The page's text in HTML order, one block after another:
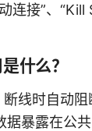
连接”、“Kill
什么？
线时自动阻
暴露在公共